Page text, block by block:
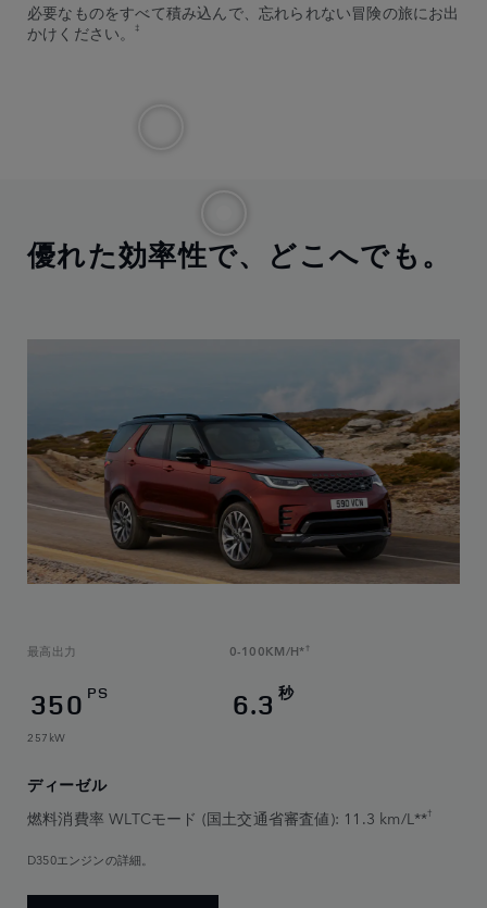
必要なものをすべて積み込んで、忘れられない冒険の旅にお出
かけください。‡
優れた効率性で、どこへでも。
最高出力
350 PS
257kW
0-100KM/H* †
6.3 秒
ディーゼル
燃料消費率 WLTCモード (国土交通省審査値): 11.3 km/L**†
D350エンジンの詳細。